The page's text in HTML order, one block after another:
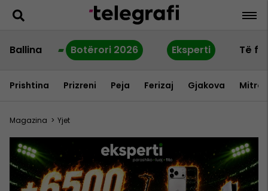
Ballina Botërori 2026 Eksperti Të
Prishtina Prizreni Peja Ferizaj Gjakova
Magazina > Yjet